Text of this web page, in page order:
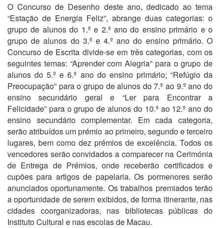
O Concurso de Desenho deste ano, dedicado ao tema
“Estação de Energia Feliz”, abrange duas categorias: o
grupo de alunos do 1.º e 2.º ano do ensino primário e o
grupo de alunos do 3.º e 4.º ano do ensino primário. O
Concurso de Escrita divide-se em três categorias, com os
seguintes temas: “Aprender com Alegria” para o grupo de
alunos do 5.º e 6.º ano do ensino primário; “Refúgio da
Preocupação” para o grupo de alunos do 7.º ao 9.º ano do
ensino secundário geral e “Ler para Encontrar a
Felicidade” para o grupo de alunos do 10.º ao 12.º ano do
ensino secundário complementar. Em cada categoria,
serão atribuídos um prémio ao primeiro, segundo e terceiro
lugares, bem como dez prémios de excelência. Todos os
vencedores serão convidados a comparecer na Cerimónia
de Entrega de Prémios, onde receberão certificados e
cupões para artigos de papelaria. Os pormenores serão
anunciados oportunamente. Os trabalhos premiados terão
a oportunidade de serem exibidos, de forma itinerante, nas
cidades coorganizadoras, nas bibliotecas públicas do
Instituto Cultural e nas escolas de Macau.